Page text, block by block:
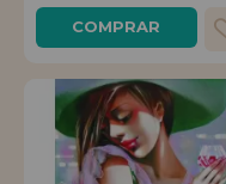
COMPRAR